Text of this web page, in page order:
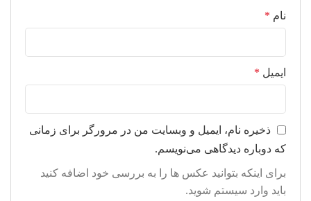
نام *
ایمیل *
ذخیره نام، ایمیل و وبسایت من در مرورگر برای زمانی
که دوباره دیدگاهی می‌نویسم.
برای اینکه بتوانید عکس ها را به بررسی خود اضافه کنید
باید وارد سیستم شوید.